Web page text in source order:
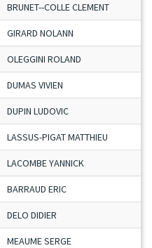
BRUNET--COLLE CLEMENT
GIRARD NOLANN
OLEGGINI ROLAND
DUMAS VIVIEN
DUPIN LUDOVIC
LASSUS-PIGAT MATTHIEU
LACOMBE YANNICK
BARRAUD ERIC
DELO DIDIER
MEAUME SERGE